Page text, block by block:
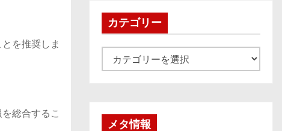
を推奨しま
総合するこ
ブカテゴリー
テ
メタ情報